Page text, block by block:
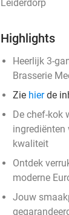
Leiderdorp
Highlights
Heerlijk 3-
Brasserie
Zie hierde
De chef-kok
kwaliteit
Ontdek
moderne
Jouw